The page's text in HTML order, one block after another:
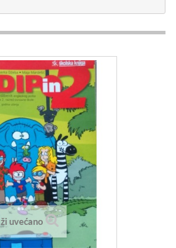
uvećano